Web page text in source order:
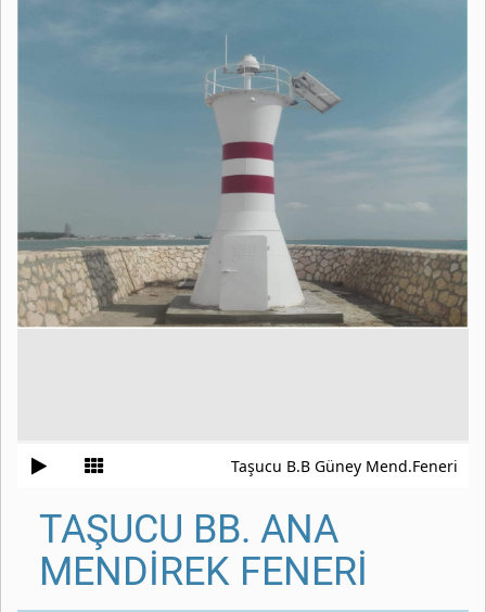
Taşucu B.B Güney Mend.Feneri
TAŞUCU BB. ANA
MENDİREK FENERİ